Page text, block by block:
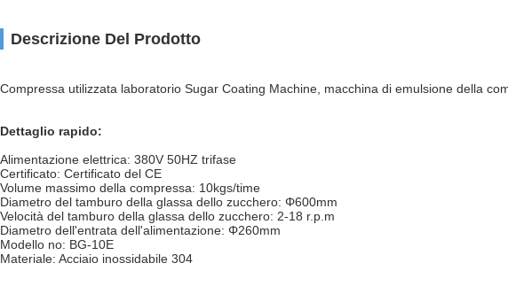
Descrizione Del Prodotto
Compressa utilizzata laboratorio Sugar Coating Machine, macchina di emulsione della
Dettaglio rapido:
Alimentazione elettrica: 380V 50HZ trifase
Certificato: Certificato del CE
Volume massimo della compressa: 10kgs/time
Diametro del tamburo della glassa dello zucchero: Φ600mm
Velocità del tamburo della glassa dello zucchero: 2-18 r.p.m
Diametro dell'entrata dell'alimentazione: Φ260mm
Modello no: BG-10E
Materiale: Acciaio inossidabile 304